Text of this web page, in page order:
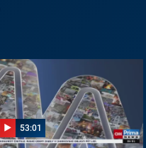
53:01